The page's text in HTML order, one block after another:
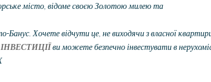
місто, відоме своєю Золотою милею та
Банус. Хочете відчути це, не виходячи з власної
ІНВЕСТИЦІЇви можете безпечно інвестувати в